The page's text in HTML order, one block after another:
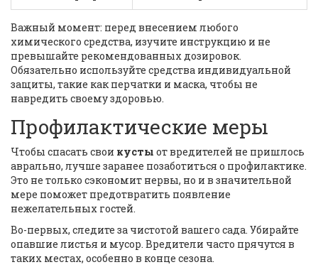
Важный момент: перед внесением любого
химического средства, изучите инструкцию и не
превышайте рекомендованных дозировок.
Обязательно используйте средства индивидуальной
защиты, такие как перчатки и маска, чтобы не
навредить своему здоровью.
Профилактические меры
Чтобы спасать свои кусты от вредителей не пришлось
аврально, лучше заранее позаботиться о профилактике.
Это не только сэкономит нервы, но и в значительной
мере поможет предотвратить появление
нежелательных гостей.
Во-первых, следите за чистотой вашего сада. Убирайте
опавшие листья и мусор. Вредители часто прячутся в
таких местах, особенно в конце сезона.